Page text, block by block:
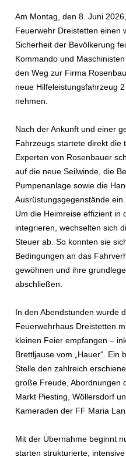
Am Montag, den 8. Juni
Feuerwehr Dreistetten einen
Sicherheit der Bevölkerung
Kommando und
den Weg zur Firma
neue Hilfeleistungsfahrzeug
nehmen.
Nach der Ankunft und einer
Fahrzeugs startete direkt die
Experten von Rosenbauer
auf die neue Seilwinde, die
Pumpenanlage sowie die
Ausrüstungsgegenstände ein.
Um die Heimreise effizient in
integrieren, wechselten sich
Steuer ab. So konnten sie
Bedingungen an das
gewöhnen und ihre
abschließen.
In den Abendstunden wurde
Feuerwehrhaus Dreistetten
kleinen Feier empfangen –
Brettljause vom „Hauer“.
Stelle den zahlreich
große Freude, Abordnungen
Markt Piesting, Wöllersdorf
Kameraden der FF Maria
Mit der Übernahme beginnt
starten strukturierte,